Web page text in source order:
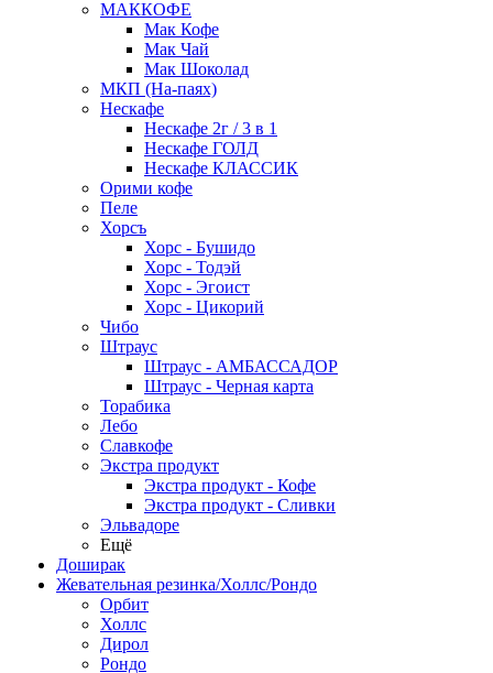
МАККОФЕ
Мак Кофе
Мак Чай
Мак Шоколад
МКП (На-паях)
Нескафе
Нескафе 2г / 3 в 1
Нескафе ГОЛД
Нескафе КЛАССИК
Орими кофе
Пеле
Хорсъ
Хорс - Бушидо
Хорс - Тодэй
Хорс - Эгоист
Хорс - Цикорий
Чибо
Штраус
Штраус - АМБАССАДОР
Штраус - Черная карта
Торабика
Лебо
Славкофе
Экстра продукт
Экстра продукт - Кофе
Экстра продукт - Сливки
Эльвадоре
Ещё
Доширак
Жевательная резинка/Холлс/Рондо
Орбит
Холлс
Дирол
Рондо